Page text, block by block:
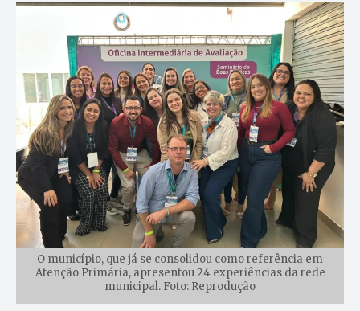
O município, que já se consolidou como referência em
Atenção Primária, apresentou 24 experiências da rede
municipal. Foto: Reprodução